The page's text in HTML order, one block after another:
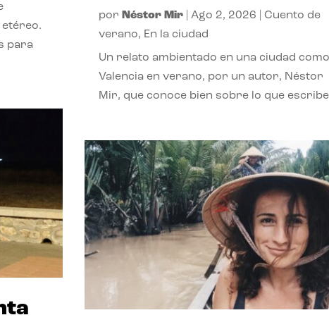
para
por Néstor Mir| Ago 2, 2026
Cuento de
verano, En la ciudad
Un relato ambientado en una ciudad como
Valencia en verano, por un autor, Néstor
Mir, que conoce bien sobre lo que